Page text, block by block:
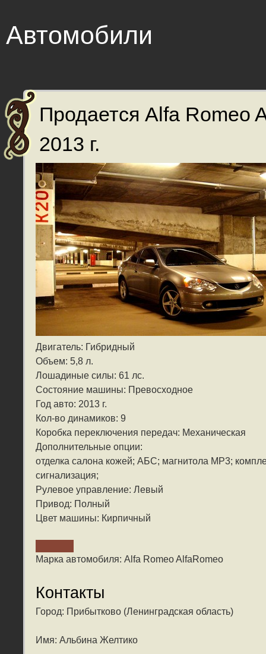
Автомобили
Продается Alfa Romeo
2013 г.
Двигатель: Гибридный
Объем: 5,8 л.
Лошадиные силы: 61 лс.
Состояние машины: Превосходное
Год авто: 2013 г.
Кол-во динамиков: 9
Коробка переключения передач: Механическая
Дополнительные опции:
отделка салона кожей; АБС; магнитола MP3;
сигнализация;
Рулевое управление: Левый
Привод: Полный
Цвет машины: Кирпичный
Марка автомобиля: Alfa Romeo AlfaRomeo
Контакты
Город: Прибытково (Ленинградская область)
Имя: Альбина Желтико